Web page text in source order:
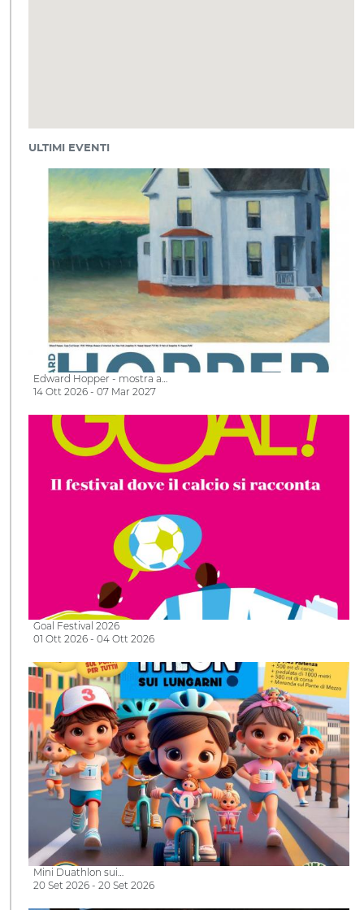
ULTIMI EVENTI
Edward Hopper - mostra a…
14 Ott 2026 - 07 Mar 2027
Goal Festival 2026
01 Ott 2026 - 04 Ott 2026
Mini Duathlon sui…
20 Set 2026 - 20 Set 2026